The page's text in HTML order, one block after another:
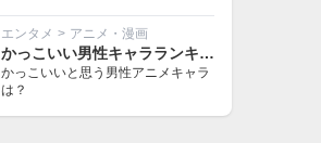
エンタメ > アニメ・漫画
かっこいい男性キャラランキング
かっこいいと思う男性アニメキャラ
は？